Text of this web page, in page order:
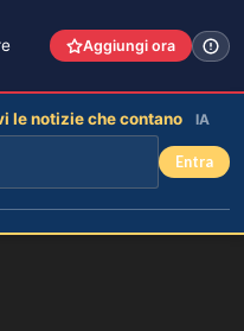
Aggiungi ora
le notizie che contano IA
Entra